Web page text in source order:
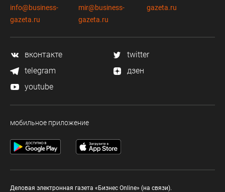
info@business-
gazeta.ru
mir@business-
gazeta.ru
gazeta.ru
вконтакте
twitter
telegram
дзен
youtube
мобильное приложение
Деловая электронная газета «Бизнес Online» (на связи).